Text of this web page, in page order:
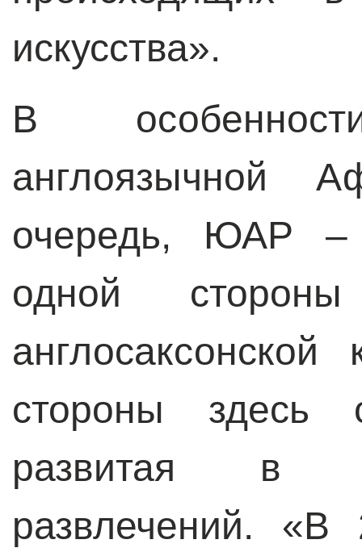
искусства».
В
англоязычной
очередь, ЮАР –
одной
стороны здесь
развитая в
развлечений. «В